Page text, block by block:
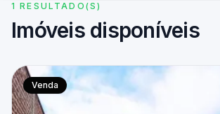
1 RESULTADO(S)
Imóveis disponíveis
Venda